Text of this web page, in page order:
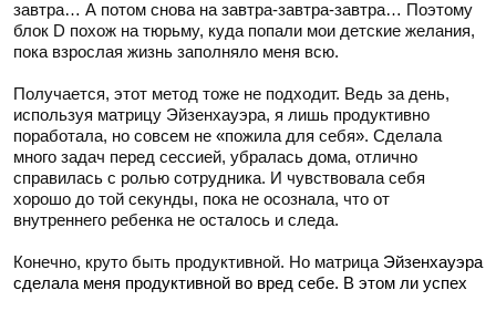
завтра… А потом снова на завтра-завтра-завтра… Поэтому
блок D похож на тюрьму, куда попали мои детские желания,
пока взрослая жизнь заполняло меня всю.
Получается, этот метод тоже не подходит. Ведь за день,
используя матрицу Эйзенхауэра, я лишь продуктивно
поработала, но совсем не «пожила для себя». Сделала
много задач перед сессией, убралась дома, отлично
справилась с ролью сотрудника. И чувствовала себя
хорошо до той секунды, пока не осознала, что от
внутреннего ребенка не осталось и следа.
Конечно, круто быть продуктивной. Но матрица Эйзенхауэра
сделала меня продуктивной во вред себе. В этом ли успех